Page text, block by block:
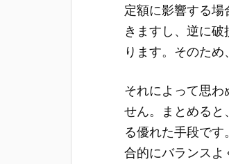
定額に影響する
きますし、逆に
ります。そのた
それによって思
せん。まとめると
る優れた手段で
合的にバランス